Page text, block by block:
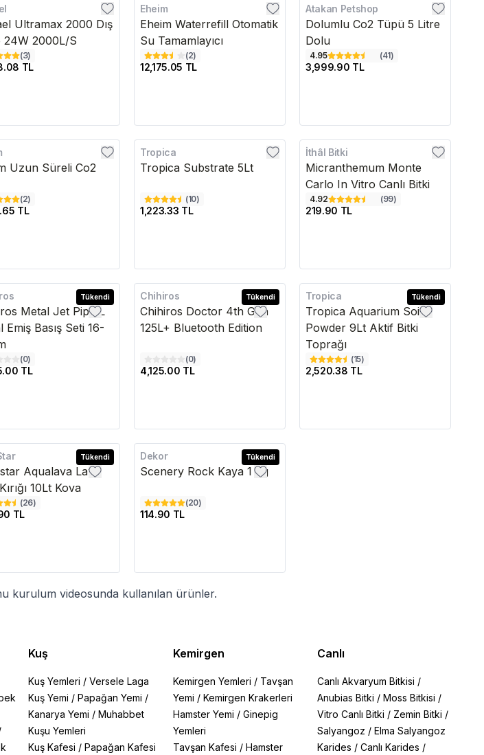
Ultramax 2000 Dış
24W 2000L/S
(3)
TL
Kargo Bedava
Eheim
Eheim Waterrefill Otomatik
Su Tamamlayıcı
(2)
12,175.05 TL
Kargo Bedava
Atakan Petshop
Dolumlu Co2 Tüpü 5 Litre
Dolu
4.95 (41)
3,999.90 TL
Uzun Süreli Co2
(2)
TL
Kargo Bedava
Tropica
Tropica Substrate 5Lt
(10)
1,223.33 TL
İthâl Bitki
Micranthemum Monte
Carlo In Vitro Canlı Bitki
4.92 (99)
219.90 TL
Tükendi
Metal Jet Pipe L
Emiş Basış Seti 16-
(0)
TL
Kargo Bedava Tükendi
Chihiros
Chihiros Doctor 4th Gen
125L+ Bluetooth Edition
(0)
4,125.00 TL
Kargo Bedava Tükendi
Tropica
Tropica Aquarium Soil
Powder 9Lt Aktif Bitki
Toprağı
(15)
2,520.38 TL
Tükendi
Aqualava Lav
10Lt Kova
(26)
TL
Tükendi
Dekor
Scenery Rock Kaya 1 Kg
(20)
114.90 TL
kurulum videosunda kullanılan ürünler.
Kuş
Kuş Yemleri / Versele Laga
Kuş Yemi / Papağan Yemi /
Kanarya Yemi / Muhabbet
Kuşu Yemleri
Kuş Kafesi / Papağan Kafesi
Kemirgen
Kemirgen Yemleri / Tavşan
Yemi / Kemirgen Krakerleri
Hamster Yemi / Ginepig
Yemleri
Tavşan Kafesi / Hamster
Canlı
Canlı Akvaryum Bitkisi /
Anubias Bitki /Moss Bitkisi /
Vitro Canlı Bitki / Zemin Bitki /
Salyangoz /Elma Salyangoz
Karides /Canlı Karides /